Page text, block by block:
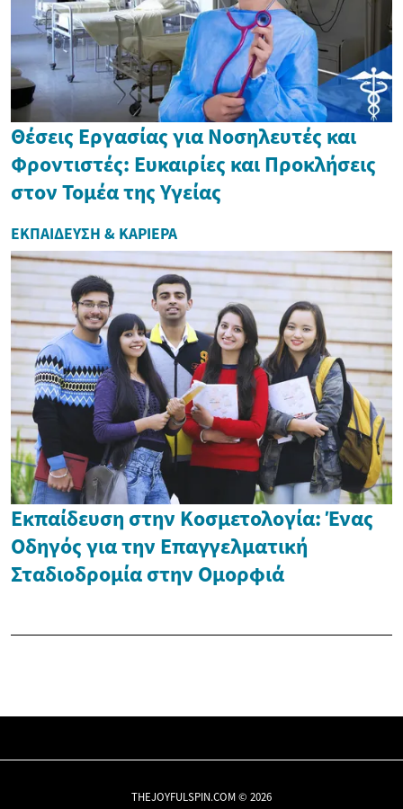
Θέσεις Εργασίας για Νοσηλευτές και
Φροντιστές: Ευκαιρίες και Προκλήσεις
στον Τομέα της Υγείας
ΕΚΠΑΊΔΕΥΣΗ & ΚΑΡΙΈΡΑ
Εκπαίδευση στην Κοσμετολογία: Ένας
Οδηγός για την Επαγγελματική
Σταδιοδρομία στην Ομορφιά
THEJOYFULSPIN.COM © 2026